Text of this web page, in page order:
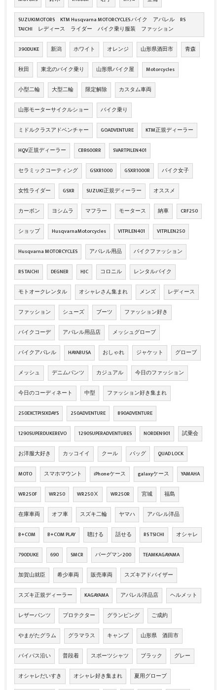
SUZUKIMOTORS KTM Husqvarna MOTORCYCLES バイク アパレル RS
TAICHI レディース ライダー バイク乗り服装 ファッション
390DUKE 新潟 ホワイト オレンジ 山形県酒田市 青森
秋田 東北のバイク乗り 山形県バイク屋 Motorcycles
小型二輪 大型二輪 限定解除 カスタム車両
山形モーターサイクルショー バイク乗り
ミドルクラスアドベンチャー GOADVENTURE KTM正規ディーラー
HQV正規ディーラー CBR600RR SVARTPILEN401
セラミックコーティング GSXR1000 GSXR1000R バイク女子
女性ライダー GSXR SUZUKI正規ディーラー オススメ
カーボン ヨシムラ マフラー モータース 納車 CRF250
ショップ HusqvarnaMotorcycles VITPILEN401 VITPILEN250
Husqvarna MOTORCYCLES アパレル用品 バイクファッション
RS TAICHI DEGNER HJC コロニル レンタルバイク
モトオークレンタル オシャレさん集まれ メンズ レディース
ファッション シューズ ブーツ ファッション好き
バイクコーデ アパレル用品店 メッシュグローブ
バイクアパレル HAYABUSA おしゃれ ジャケット グローブ
メッシュ デニムパンツ カジュアル 今日のファッション
今日のコーディネート 中型 ファッション好き集まれ
250EXCTPISIXDAYS 250ADVENTURE 890ADVENTURE
1290SUPERDUKEREVO 1290SUPERADVENTURES NORDEN901 試乗会
お洋服大好き カッコイイ クール バッグ QUAD LOCK
MOTO スマホマウント iPhoneケース galaxyケース YAMAHA
WR250F WR250 WR250Ⅹ WR250R 宮城 福島
在庫車両 オフ車 スズキ二輪 ヤマハ アパレル洋品
B+COM B+COM PLAY 聴ける 話せる RS TSICHI オシャレ
790DUKE 690 SMCR バーグマン200 TEAMKAGAYAMA
加賀山就臣 希少車両 販売車両 スズキアドバイザー
スズキ正規ディーラー KAGAYAMA アパレル洋品店 ヘルメット
レザーパンツ プロテクター グランピング ご成約
やまがたグラム グラマラス キャンプ 山形県 酒田市
バイパス沿い 普段着 スポーツシャツ ブラック グレー
オシャレだいすき オシャレ好き集まれ 夏用グローブ